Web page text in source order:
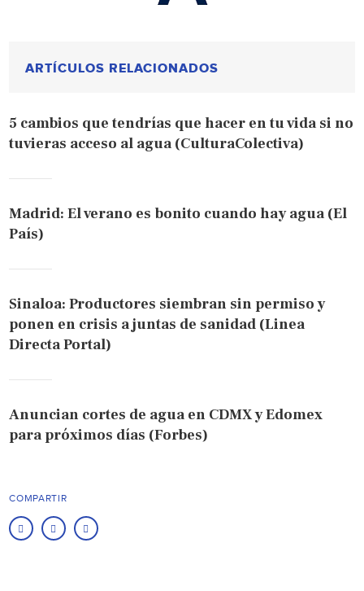
ARTÍCULOS RELACIONADOS
5 cambios que tendrías que hacer en tu vida si no
tuvieras acceso al agua (CulturaColectiva)
Madrid: El verano es bonito cuando hay agua (El
País)
Sinaloa: Productores siembran sin permiso y
ponen en crisis a juntas de sanidad (Linea
Directa Portal)
Anuncian cortes de agua en CDMX y Edomex
para próximos días (Forbes)
COMPARTIR